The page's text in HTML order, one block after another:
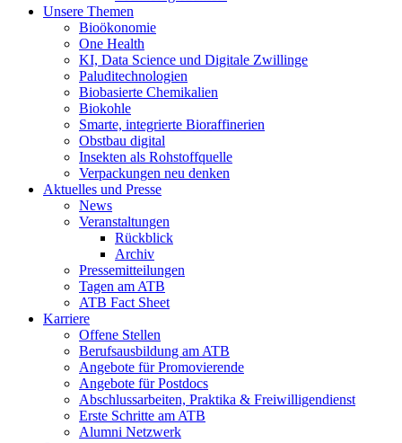
Unsere Themen
Bioökonomie
One Health
KI, Data Science und Digitale Zwillinge
Paluditechnologien
Biobasierte Chemikalien
Biokohle
Smarte, integrierte Bioraffinerien
Obstbau digital
Insekten als Rohstoffquelle
Verpackungen neu denken
Aktuelles und Presse
News
Veranstaltungen
Rückblick
Archiv
Pressemitteilungen
Tagen am ATB
ATB Fact Sheet
Karriere
Offene Stellen
Berufsausbildung am ATB
Angebote für Promovierende
Angebote für Postdocs
Abschlussarbeiten, Praktika & Freiwilligendienst
Erste Schritte am ATB
Alumni Netzwerk